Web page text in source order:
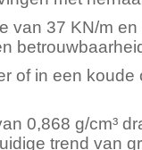
van 37 KN/m
of in een koude
0,868 g/cm³
trend van